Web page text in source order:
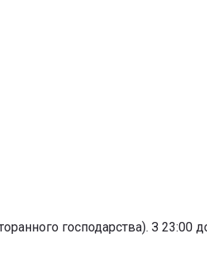
господарства). З 23:00